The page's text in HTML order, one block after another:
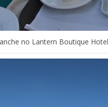
no Lantern Boutique